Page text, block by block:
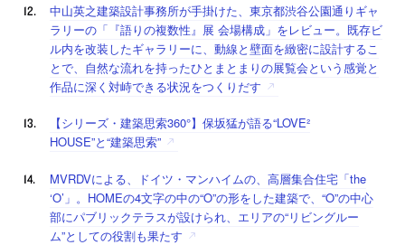
中山英之建築設計事務所が手掛けた、東京都渋谷公園通りギャ
ラリーの「『語りの複数性』展 会場構成」をレビュー。既存ビ
ル内を改装したギャラリーに、動線と壁面を緻密に設計するこ
とで、自然な流れを持ったひとまとまりの展覧会という感覚と
作品に深く対峙できる状況をつくりだす
【シリーズ・建築思索360°】保坂猛が語る“LOVE²
HOUSE”と“建築思索”
MVRDVによる、ドイツ・マンハイムの、高層集合住宅「the
‘O’」。HOMEの4文字の中の“O”の形をした建築で、“O”の中心
部にパブリックテラスが設けられ、エリアの“リビングルー
ム”としての役割も果たす